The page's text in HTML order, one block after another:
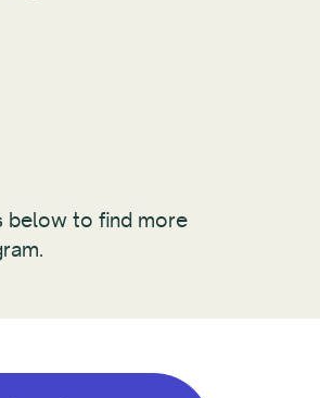
below to find more